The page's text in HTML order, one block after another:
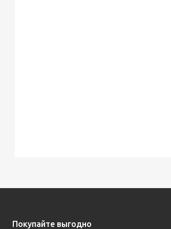
Покупайте выгодно